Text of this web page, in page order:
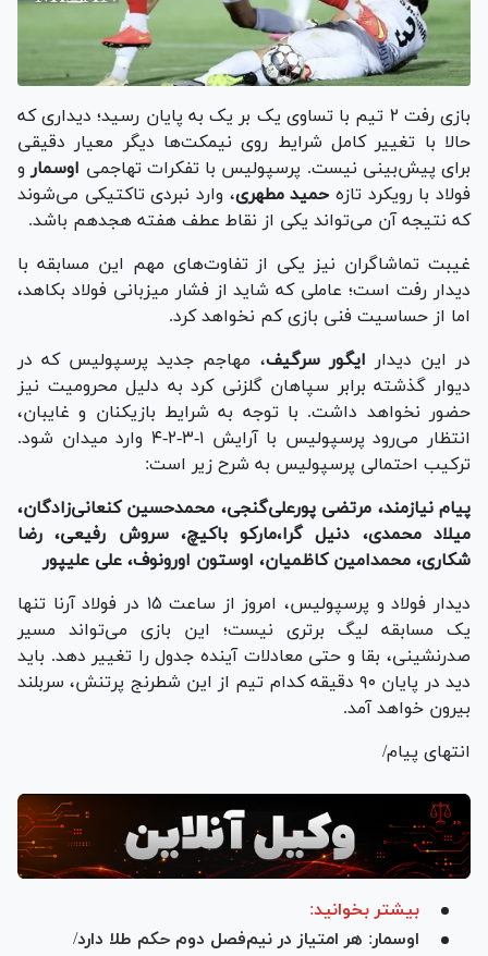
بازی رفت ۲ تیم با تساوی یک بر یک به پایان رسید؛ دیداری که
حالا با تغییر کامل شرایط روی نیمکت‌ها دیگر معیار دقیقی
برای پیش‌بینی نیست. پرسپولیس با تفکرات تهاجمی اوسمار و
فولاد با رویکرد تازه حمید مطهری، وارد نبردی تاکتیکی می‌شوند
که نتیجه آن می‌تواند یکی از نقاط عطف هفته هجدهم باشد.
غیبت تماشاگران نیز یکی از تفاوت‌های مهم این مسابقه با
دیدار رفت است؛ عاملی که شاید از فشار میزبانی فولاد بکاهد،
اما از حساسیت فنی بازی کم نخواهد کرد.
در این دیدار ایگور سرگیف، مهاجم جدید پرسپولیس که در
دیوار گذشته برابر سپاهان گلزنی کرد به دلیل محرومیت نیز
حضور نخواهد داشت. با توجه به شرایط بازیکنان و غایبان،
انتظار می‌رود پرسپولیس با آرایش ۱-۳-۲-۴ وارد میدان شود.
ترکیب احتمالی پرسپولیس به شرح زیر است:
پیام نیازمند، مرتضی پورعلی‌گنجی، محمدحسین کنعانی‌زادگان،
میلاد محمدی، دنیل گرا،مارکو باکیچ، سروش رفیعی، رضا
شکاری، محمدامین کاظمیان، اوستون اورونوف، علی علیپور
دیدار فولاد و پرسپولیس، امروز از ساعت ۱۵ در فولاد آرنا تنها
یک مسابقه لیگ برتری نیست؛ این بازی می‌تواند مسیر
صدرنشینی، بقا و حتی معادلات آینده جدول را تغییر دهد. باید
دید در پایان ۹۰ دقیقه کدام تیم از این شطرنج پرتنش، سربلند
بیرون خواهد آمد.
انتهای پیام/
بیشتر بخوانید:
اوسمار: هر امتیاز در نیم‌فصل دوم حکم طلا دارد/